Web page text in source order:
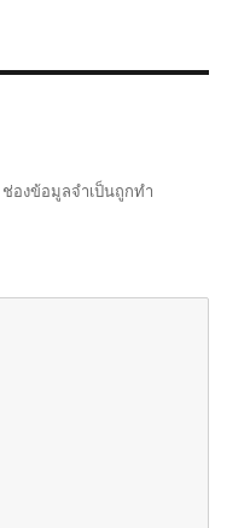
ช่องข้อมูลจำเป็นถูกทำ